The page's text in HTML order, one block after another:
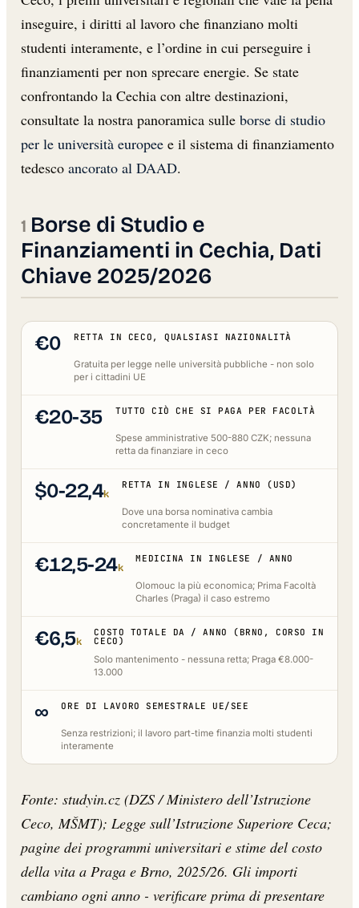
inseguire, i diritti al lavoro che finanziano molti
studenti interamente, e l’ordine in cui perseguire i
finanziamenti per non sprecare energie. Se state
confrontando la Cechia con altre destinazioni,
consultate la nostra panoramica sulle borse di studio
per le università europee e il sistema di finanziamento
tedesco ancorato al DAAD.
Borse di Studio e
Finanziamenti in Cechia, Dati
Chiave 2025/2026
€0 RETTA IN CECO, QUALSIASI NAZIONALITÀ
Gratuita per legge nelle università pubbliche - non solo
per i cittadini UE
€20-35 TUTTO CIÒ CHE SI PAGA PER FACOLTÀ
Spese amministrative 500-880 CZK; nessuna
retta da finanziare in ceco
$0-22,4k
RETTA IN INGLESE / ANNO (USD)
Dove una borsa nominativa cambia
concretamente il budget
€12,5-24k
MEDICINA IN INGLESE / ANNO
Olomouc la più economica; Prima Facoltà
Charles (Praga) il caso estremo
€6,5k
COSTO TOTALE DA / ANNO (BRNO, CORSO IN
CECO)
Solo mantenimento - nessuna retta; Praga €8.000-
13.000
∞ ORE DI LAVORO SEMESTRALE UE/SEE
Senza restrizioni; il lavoro part-time finanzia molti studenti
interamente
Fonte: studyin.cz (DZS / Ministero dell’Istruzione
Ceco, MŠMT); Legge sull’Istruzione Superiore Ceca;
pagine dei programmi universitari e stime del costo
della vita a Praga e Brno, 2025/26. Gli importi
cambiano ogni anno - verificare prima di presentare